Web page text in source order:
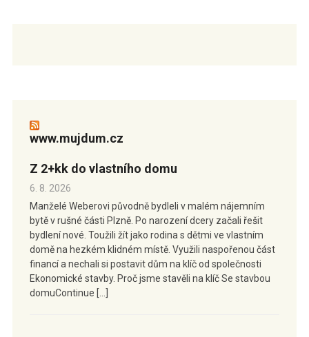
www.mujdum.cz
Z 2+kk do vlastního domu
6. 8. 2026
Manželé Weberovi původně bydleli v malém nájemním
bytě v rušné části Plzně. Po narození dcery začali řešit
bydlení nové. Toužili žít jako rodina s dětmi ve vlastním
domě na hezkém klidném místě. Využili naspořenou část
financí a nechali si postavit dům na klíč od společnosti
Ekonomické stavby. Proč jsme stavěli na klíč Se stavbou
domuContinue […]